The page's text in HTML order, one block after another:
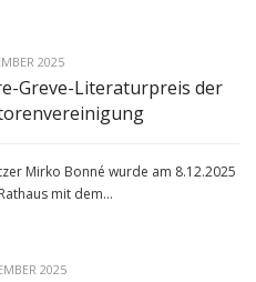
2025
Greve-Literaturpreis der
Mirko Bonné wurde am 8.12.2025
mit dem...
2025